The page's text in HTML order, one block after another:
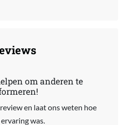
om anderen te
en laat ons weten hoe
was.